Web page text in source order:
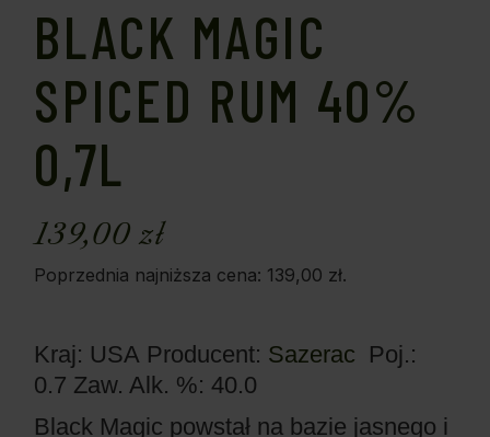
BLACK MAGIC
SPICED RUM 40%
0,7L
139,00zł
Poprzednia najniższa cena: 139,00 zł.
Kraj: USA Producent: Sazerac Poj.:
0.7 Zaw. Alk. %: 40.0
Black Magic powstał na bazie jasnego i